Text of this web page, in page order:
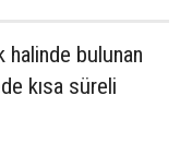
halinde bulunan
kısa süreli